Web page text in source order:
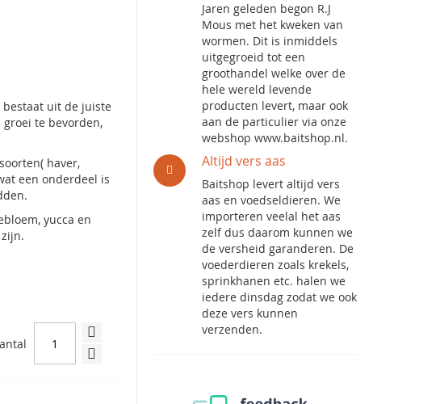
bestaat uit de juiste
te bevorden,
haver,
een onderdeel is
yucca en
Jaren geleden begon R.J
Mous met het kweken van
wormen. Dit is inmiddels
uitgegroeid tot een
groothandel welke over de
hele wereld levende
producten levert, maar ook
aan de particulier via onze
webshop www.baitshop.nl.
Altijd vers aas
Baitshop levert altijd vers
aas en voedseldieren. We
importeren veelal het aas
zelf dus daarom kunnen we
de versheid garanderen. De
voederdieren zoals krekels,
sprinkhanen etc. halen we
iedere dinsdag zodat we ook
deze vers kunnen
verzenden.